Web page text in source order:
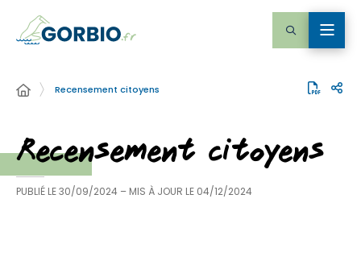
Recensement citoyens
Recensement citoyens
PUBLIÉ LE30/09/2024 – MIS À JOUR LE 04/12/2024